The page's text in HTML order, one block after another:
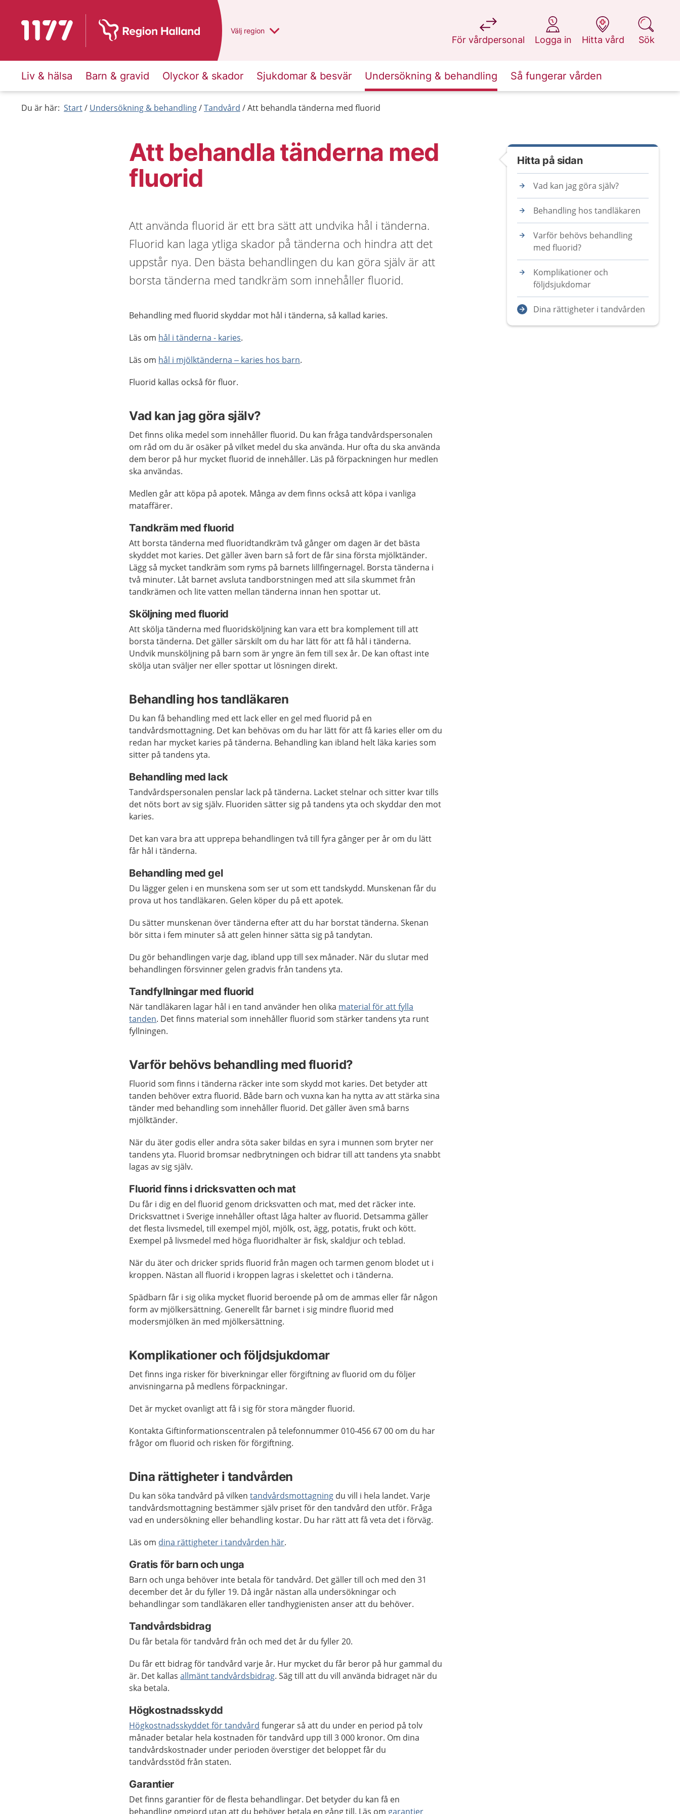
Till startsidan för 1177 Du har valt region
Välj en annan
region
För vårdpersonal
på 1177.se
Logga in
på 1177.se
Hitta vård
på 1177.se
Sök
på 1177.se
Liv & hälsa Barn & gravid Olyckor & skador Sjukdomar & besvär Undersökning & behandling Så fungerar vården
Du är här: Start Undersökning & behandling Tandvård Att behandla tänderna med fluorid
Att behandla tänderna med
fluorid
Att använda fluorid är ett bra sätt att undvika hål i tänderna.
Fluorid kan laga ytliga skador på tänderna och hindra att det
uppstår nya. Den bästa behandlingen du kan göra själv är att
borsta tänderna med tandkräm som innehåller fluorid.
Behandling med fluorid skyddar mot hål i tänderna, så kallad karies.
Läs om hål i tänderna - karies.
Läs om hål i mjölktänderna – karies hos barn.
Fluorid kallas också för fluor.
Vad kan jag göra själv?
Det finns olika medel som innehåller fluorid. Du kan fråga tandvårdspersonalen
om råd om du är osäker på vilket medel du ska använda. Hur ofta du ska använda
dem beror på hur mycket fluorid de innehåller. Läs på förpackningen hur medlen
ska användas.
Medlen går att köpa på apotek. Många av dem finns också att köpa i vanliga
mataffärer.
Tandkräm med fluorid
Att borsta tänderna med fluoridtandkräm två gånger om dagen är det bästa
skyddet mot karies. Det gäller även barn så fort de får sina första mjölktänder.
Lägg så mycket tandkräm som ryms på barnets lillfingernagel. Borsta tänderna i
två minuter. Låt barnet avsluta tandborstningen med att sila skummet från
tandkrämen och lite vatten mellan tänderna innan hen spottar ut.
Sköljning med fluorid
Att skölja tänderna med fluoridsköljning kan vara ett bra komplement till att
borsta tänderna. Det gäller särskilt om du har lätt för att få hål i tänderna.
Undvik munsköljning på barn som är yngre än fem till sex år. De kan oftast inte
skölja utan sväljer ner eller spottar ut lösningen direkt.
Behandling hos tandläkaren
Du kan få behandling med ett lack eller en gel med fluorid på en
tandvårdsmottagning. Det kan behövas om du har lätt för att få karies eller om du
redan har mycket karies på tänderna. Behandling kan ibland helt läka karies som
sitter på tandens yta.
Behandling med lack
Tandvårdspersonalen penslar lack på tänderna. Lacket stelnar och sitter kvar tills
det nöts bort av sig själv. Fluoriden sätter sig på tandens yta och skyddar den mot
karies.
Det kan vara bra att upprepa behandlingen två till fyra gånger per år om du lätt
får hål i tänderna.
Behandling med gel
Du lägger gelen i en munskena som ser ut som ett tandskydd. Munskenan får du
prova ut hos tandläkaren. Gelen köper du på ett apotek.
Du sätter munskenan över tänderna efter att du har borstat tänderna. Skenan
bör sitta i fem minuter så att gelen hinner sätta sig på tandytan.
Du gör behandlingen varje dag, ibland upp till sex månader. När du slutar med
behandlingen försvinner gelen gradvis från tandens yta.
Tandfyllningar med fluorid
När tandläkaren lagar hål i en tand använder hen olika material för att fylla
tanden. Det finns material som innehåller fluorid som stärker tandens yta runt
fyllningen.
Varför behövs behandling med fluorid?
Fluorid som finns i tänderna räcker inte som skydd mot karies. Det betyder att
tanden behöver extra fluorid. Både barn och vuxna kan ha nytta av att stärka sina
tänder med behandling som innehåller fluorid. Det gäller även små barns
mjölktänder.
När du äter godis eller andra söta saker bildas en syra i munnen som bryter ner
tandens yta. Fluorid bromsar nedbrytningen och bidrar till att tandens yta snabbt
lagas av sig själv.
Fluorid finns i dricksvatten och mat
Du får i dig en del fluorid genom dricksvatten och mat, med det räcker inte.
Dricksvattnet i Sverige innehåller oftast låga halter av fluorid. Detsamma gäller
det flesta livsmedel, till exempel mjöl, mjölk, ost, ägg, potatis, frukt och kött.
Exempel på livsmedel med höga fluoridhalter är fisk, skaldjur och teblad.
När du äter och dricker sprids fluorid från magen och tarmen genom blodet ut i
kroppen. Nästan all fluorid i kroppen lagras i skelettet och i tänderna.
Spädbarn får i sig olika mycket fluorid beroende på om de ammas eller får någon
form av mjölkersättning. Generellt får barnet i sig mindre fluorid med
modersmjölken än med mjölkersättning.
Komplikationer och följdsjukdomar
Det finns inga risker för biverkningar eller förgiftning av fluorid om du följer
anvisningarna på medlens förpackningar.
Det är mycket ovanligt att få i sig för stora mängder fluorid.
Kontakta Giftinformationscentralen på telefonnummer 010-456 67 00 om du har
frågor om fluorid och risken för förgiftning.
Dina rättigheter i tandvården
Du kan söka tandvård på vilkentandvårdsmottagning du vill i hela landet. Varje
tandvårdsmottagning bestämmer själv priset för den tandvård den utför. Fråga
vad en undersökning eller behandling kostar. Du har rätt att få veta det i förväg.
Läs om dina rättigheter i tandvården här.
Gratis för barn och unga
Barn och unga behöver inte betala för tandvård. Det gäller till och med den 31
december det år du fyller 19. Då ingår nästan alla undersökningar och
behandlingar som tandläkaren eller tandhygienisten anser att du behöver.
Tandvårdsbidrag
Du får betala för tandvård från och med det år du fyller 20.
Du får ett bidrag för tandvård varje år. Hur mycket du får beror på hur gammal du
är. Det kallasallmänt tandvårdsbidrag. Säg till att du vill använda bidraget när du
ska betala.
Högkostnadsskydd
Högkostnadsskyddet för tandvård fungerar så att du under en period på tolv
månader betalar hela kostnaden för tandvård upp till 3 000 kronor. Om dina
tandvårdskostnader under perioden överstiger det beloppet får du
tandvårdsstöd från staten.
Garantier
Det finns garantier för de flesta behandlingar. Det betyder du kan få en
behandling omgjord utan att du behöver betala en gång till. Läs om garantier
Hitta på sidan
Vad kan jag göra själv?
Behandling hos tandläkaren
Varför behövs behandling
med fluorid?
Komplikationer och
följdsjukdomar
Dina rättigheter i tandvården